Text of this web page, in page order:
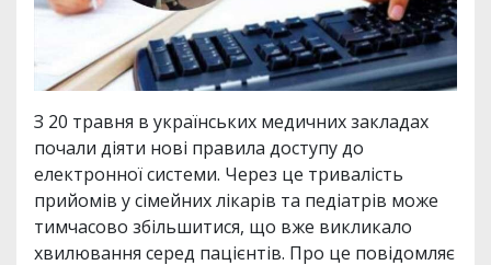
З 20 травня в українських медичних закладах
почали діяти нові правила доступу до
електронної системи. Через це тривалість
прийомів у сімейних лікарів та педіатрів може
тимчасово збільшитися, що вже викликало
хвилювання серед пацієнтів. Про це повідомляє